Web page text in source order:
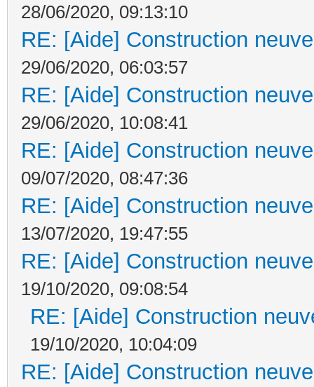
28/06/2020, 09:13:10
RE: [Aide] Construction
29/06/2020, 06:03:57
RE: [Aide] Construction
29/06/2020, 10:08:41
RE: [Aide] Construction
09/07/2020, 08:47:36
RE: [Aide] Construction
13/07/2020, 19:47:55
RE: [Aide] Construction
19/10/2020, 09:08:54
RE: [Aide] Construction
19/10/2020, 10:04:09
RE: [Aide] Construction